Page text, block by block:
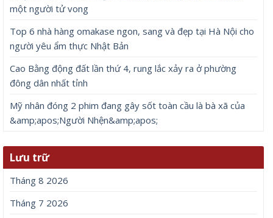
một người tử vong
Top 6 nhà hàng omakase ngon, sang và đẹp tại Hà Nội cho
người yêu ẩm thực Nhật Bản
Cao Bằng động đất lần thứ 4, rung lắc xảy ra ở phường
đông dân nhất tỉnh
Mỹ nhân đóng 2 phim đang gây sốt toàn cầu là bà xã của
&amp;apos;Người Nhện&amp;apos;
Lưu trữ
Tháng 8 2026
Tháng 7 2026